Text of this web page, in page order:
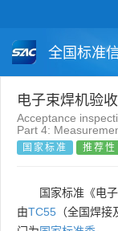
全国标准
国家标准
团体标准
电子束焊机验
Acceptance
Part 4:
国家标准 推荐性
国家标准《电
由TC55 （全国焊